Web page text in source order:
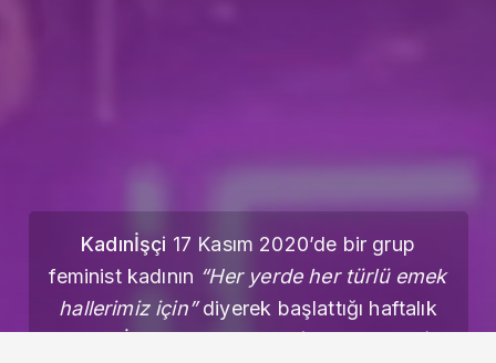
Kadınİşçi 17 Kasım 2020’de bir grup
feminist kadının “Her yerde her türlü emek
hallerimiz için”diyerek başlattığı haftalık